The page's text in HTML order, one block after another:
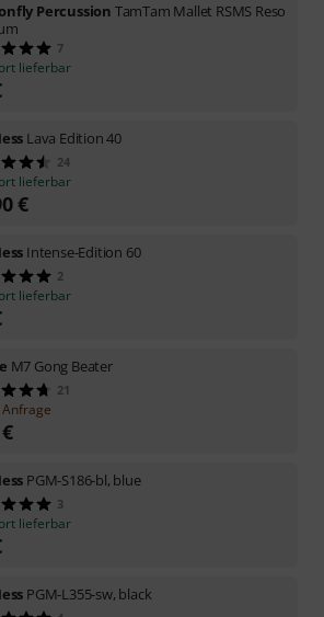
Percussion TamTam Mallet RSMS Reso
7
lieferbar
Lava Edition 40
24
lieferbar
€
Intense-Edition 60
2
lieferbar
M7 Gong Beater
21
€
PGM-S186-bl, blue
3
lieferbar
PGM-L355-sw, black